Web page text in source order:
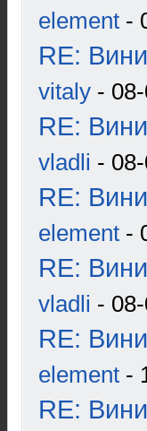
element -
RE:
vitaly -
RE:
vladli -
RE:
element -
RE:
vladli -
RE:
element -
RE: